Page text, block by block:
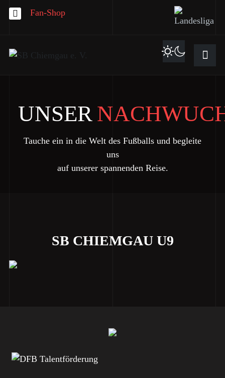
Fan-Shop
UNSER
Tauche ein in die Welt des Fußballs und begleite
uns
auf unserer spannenden Reise.
SB CHIEMGAU U9